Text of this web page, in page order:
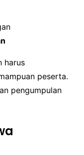
harus
peserta.
pengumpulan